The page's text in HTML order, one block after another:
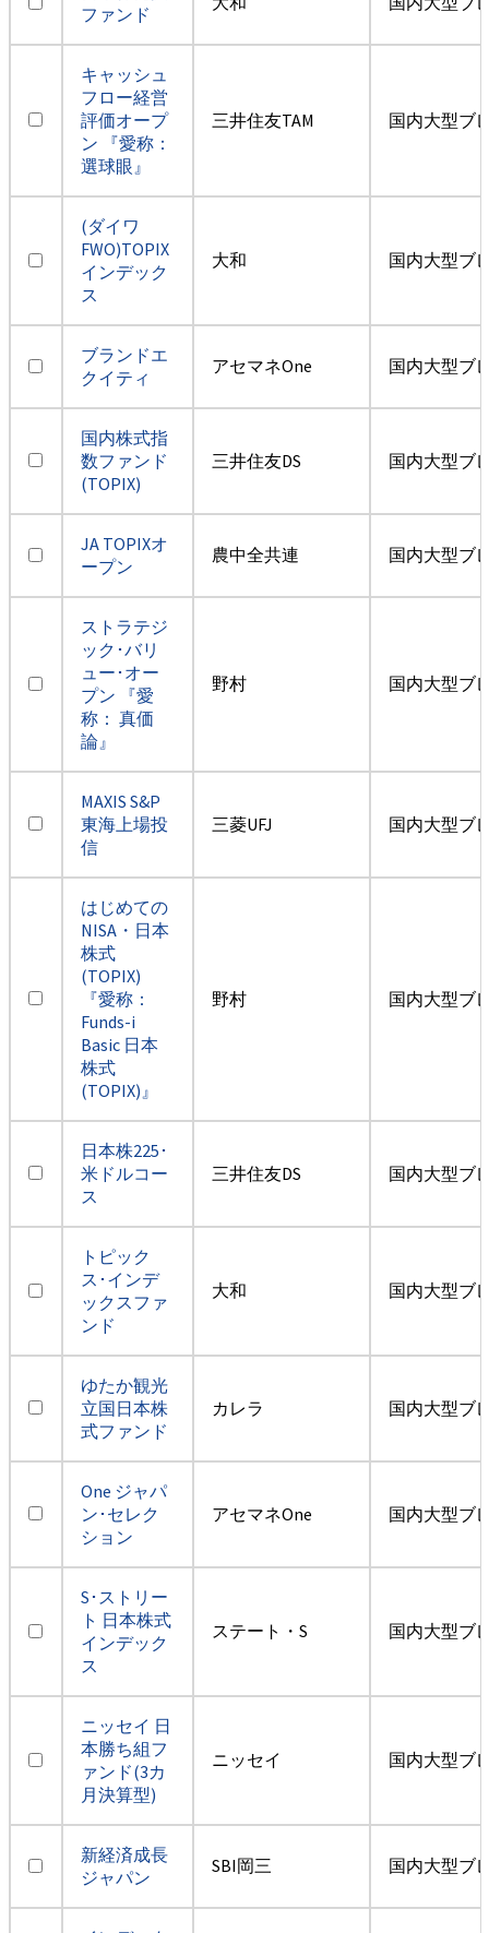
ファンド
キャッシュ
フロー経営
評価オープ
ン 『愛称：
選球眼』
三井住友TAM 国内大型ブ
(ダイワ
FWO)TOPIX
インデック
ス
大和 国内大型ブ
ブランドエ
クイティ
アセマネOne 国内大型ブ
国内株式指
数ファンド
(TOPIX)
三井住友DS 国内大型ブ
JA TOPIXオ
ープン
農中全共連 国内大型ブ
ストラテジ
ック･バリ
ュー･オー
プン 『愛
称： 真価
論』
野村 国内大型ブ
MAXIS S&P
東海上場投
信
三菱UFJ 国内大型ブ
はじめての
NISA・日本
株式
(TOPIX)
『愛称：
Funds-i
Basic 日本
株式
(TOPIX)』
野村 国内大型ブ
日本株225･
米ドルコー
ス
三井住友DS 国内大型ブ
トピック
ス･インデ
ックスファ
ンド
大和 国内大型ブ
ゆたか観光
立国日本株
式ファンド
カレラ 国内大型ブ
One ジャパ
ン･セレク
ション
アセマネOne 国内大型ブ
S･ストリー
ト 日本株式
インデック
ス
ステート・S 国内大型ブ
ニッセイ 日
本勝ち組フ
ァンド(3カ
月決算型)
ニッセイ 国内大型ブ
新経済成長
ジャパン
SBI岡三 国内大型ブ